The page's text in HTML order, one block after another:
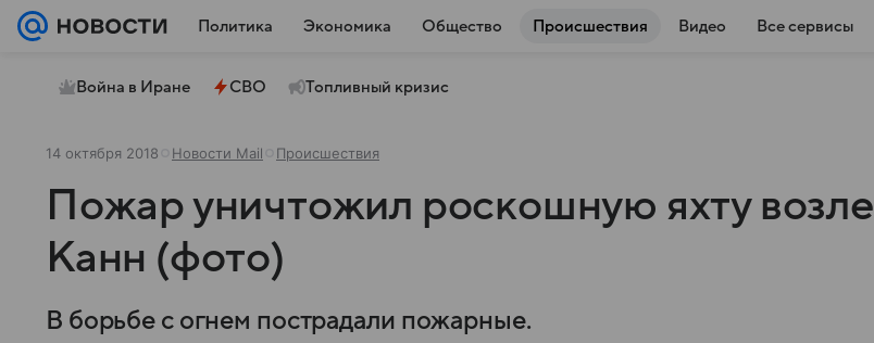
Политика Экономика Общество Происшествия Видео Все сервисы
Война в Иране СВО Топливный кризис
14 октября 2018 Новости Mail Происшествия
Пожар уничтожил роскошную яхту возле
Канн (фото)
В борьбе с огнем пострадали пожарные.